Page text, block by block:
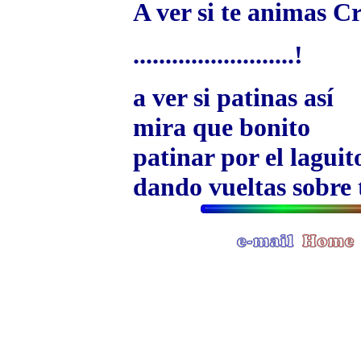
A ver si te animas
.........................!
a ver si patinas así
mira que bonito
patinar por el
dando vueltas sobre